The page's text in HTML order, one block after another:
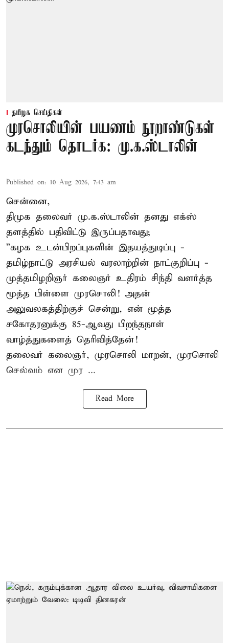
தமிழக செய்திகள்
முரசொலியின் பயணம் நூறாண்டுகள்
கடந்தும் தொடர்க: மு.க.ஸ்டாலின்
Published on: 10 Aug 2026, 7:43 am
சென்னை,
திமுக தலைவர் மு.க.ஸ்டாலின் தனது எக்ஸ்
தளத்தில் பதிவிட்டு இருப்பதாவது;
”கழக உடன்பிறப்புகளின் இதயத்துடிப்பு -
தமிழ்நாட்டு அரசியல் வரலாற்றின் நாட்குறிப்பு -
முத்தமிழறிஞர் கலைஞர் உதிரம் சிந்தி வளர்த்த
மூத்த பிள்ளை முரசொலி! அதன்
அலுவலகத்திற்குச் சென்று, என் மூத்த
சகோதரனுக்கு 85-ஆவது பிறந்தநாள்
வாழ்த்துகளைத் தெரிவித்தேன்!
தலைவர் கலைஞர், முரசொலி மாறன், முரசொலி
செல்வம் என முர ...
Read More